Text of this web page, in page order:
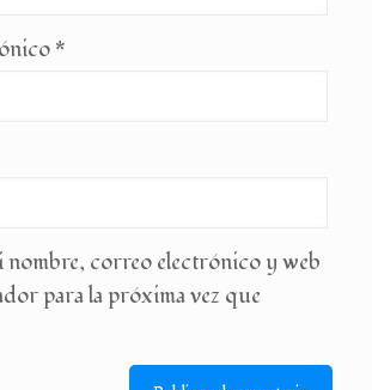
*
nombre, correo electrónico y web
para la próxima vez que